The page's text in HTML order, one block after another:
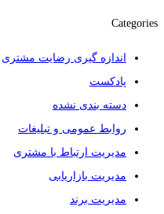
Categories
اندازه گیری رضایت مشتری
پادکست
دسته بندی نشده
روابط عمومی و تبلیغات
مدیریت ارتباط با مشتری
مدیریت بازاریابی
مدیریت برند